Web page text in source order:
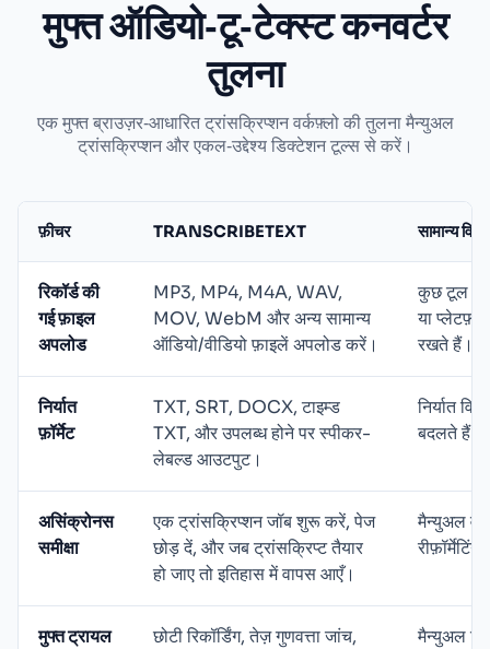
मुफ्त ऑडियो‑टू‑टेक्स्ट कनवर्टर
तुलना
एक मुफ्त ब्राउज़र‑आधारित ट्रांसक्रिप्शन वर्कफ़्लो की तुलना मैन्युअल
ट्रांसक्रिप्शन और एकल‑उद्देश्य डिक्टेशन टूल्स से करें।
फ़ीचर TRANSCRIBETEXT सामान्य
रिकॉर्ड की
गई फ़ाइल
अपलोड
MP3, MP4, M4A, WAV,
MOV, WebM और अन्य सामान्य
ऑडियो/वीडियो फ़ाइलें अपलोड करें।
कुछ टूल
या
रखते हैं।
निर्यात
फ़ॉर्मेट
TXT, SRT, DOCX, टाइम्ड
TXT, और उपलब्ध होने पर स्पीकर-
लेबल्ड आउटपुट।
निर्यात
बदलते हैं।
असिंक्रोनस
समीक्षा
एक ट्रांसक्रिप्शन जॉब शुरू करें, पेज
छोड़ दें, और जब ट्रांसक्रिप्ट तैयार
हो जाए तो इतिहास में वापस आएँ।
मैन्युअल
मुफ्त ट्रायल
छोटी रिकॉर्डिंग, तेज़ गुणवत्ता जांच,
मैन्युअल